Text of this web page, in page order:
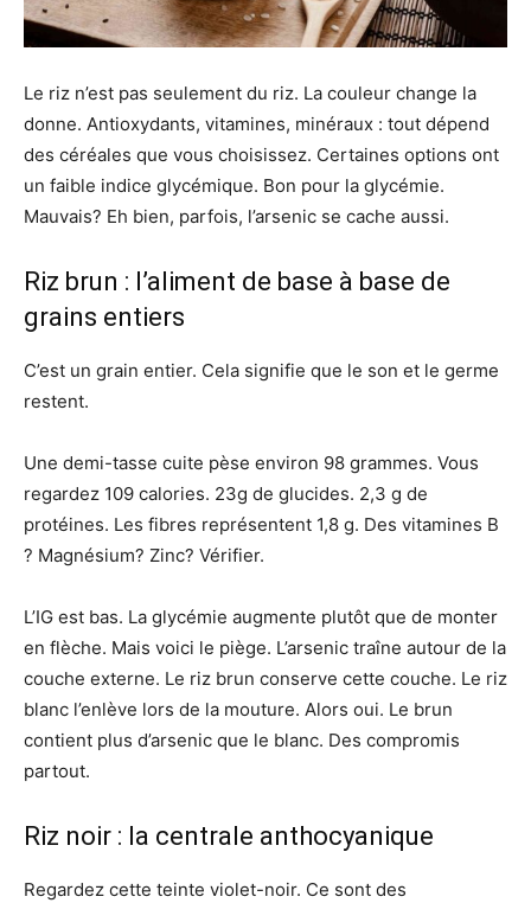
Le riz n’est pas seulement du riz. La couleur change la
donne. Antioxydants, vitamines, minéraux : tout dépend
des céréales que vous choisissez. Certaines options ont
un faible indice glycémique. Bon pour la glycémie.
Mauvais? Eh bien, parfois, l’arsenic se cache aussi.
Riz brun : l’aliment de base à base de
grains entiers
C’est un grain entier. Cela signifie que le son et le germe
restent.
Une demi-tasse cuite pèse environ 98 grammes. Vous
regardez 109 calories. 23g de glucides. 2,3 g de
protéines. Les fibres représentent 1,8 g. Des vitamines B
? Magnésium? Zinc? Vérifier.
L’IG est bas. La glycémie augmente plutôt que de monter
en flèche. Mais voici le piège. L’arsenic traîne autour de la
couche externe. Le riz brun conserve cette couche. Le riz
blanc l’enlève lors de la mouture. Alors oui. Le brun
contient plus d’arsenic que le blanc. Des compromis
partout.
Riz noir : la centrale anthocyanique
Regardez cette teinte violet-noir. Ce sont des